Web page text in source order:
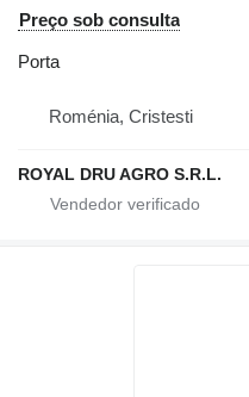
Preço sob consulta
Porta
Roménia, Cristesti
ROYAL DRU AGRO S.R.L.